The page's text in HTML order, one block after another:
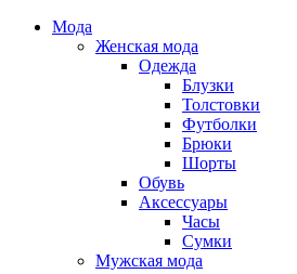
Мода
Женская мода
Одежда
Блузки
Толстовки
Футболки
Брюки
Шорты
Обувь
Аксессуары
Часы
Сумки
Мужская мода